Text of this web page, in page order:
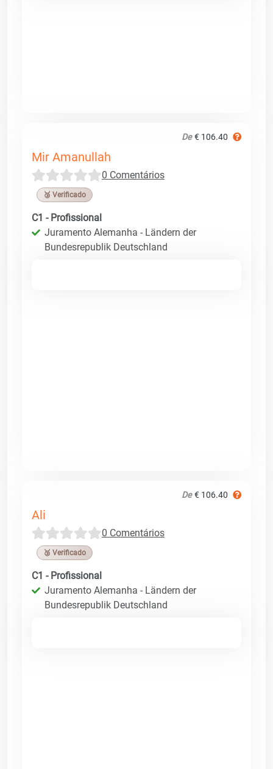
De € 106.40
Mir Amanullah
0 Comentários
🥉 Verificado
C1 - Profissional
Juramento Alemanha - Ländern der
Bundesrepublik Deutschland
De € 106.40
Ali
0 Comentários
🥉 Verificado
C1 - Profissional
Juramento Alemanha - Ländern der
Bundesrepublik Deutschland